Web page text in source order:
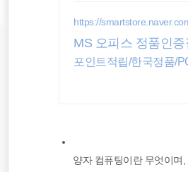
https://
MS 오피스 정품인증
포인트적립/한국정품/
양자 컴퓨팅이란 무엇이며
티스
종목분